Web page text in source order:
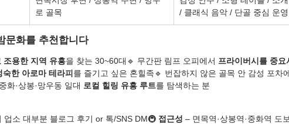
로 골목
/ 클래식 음악 / 단골 중심 운영
문화를 추천합니다
조용한 지역 유흥을 찾는 30~60대🔹 무간판 림프 오피에서 프라이버시를 중요
숙한 아로마 테라피 를 즐기고 싶은 혼힐족🔹 번잡하지 않은 골목 안 감성 포차
화·상봉·망우동 일대 로컬 힐링 유흥 루트를 탐색하는 분
업소 대부분 블로그 후기 or 톡/SNS DM🚇 접근성 – 면목역·상봉역·중화역 도